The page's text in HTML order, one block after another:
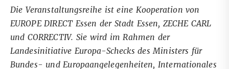
Die Veranstaltungsreihe ist eine Kooperation von
EUROPE DIRECT Essen der Stadt Essen, ZECHE CARL
und CORRECTIV. Sie wird im Rahmen der
Landesinitiative Europa-Schecks des Ministers für
Bundes- und Europaangelegenheiten, Internationales